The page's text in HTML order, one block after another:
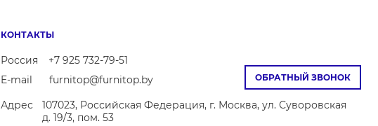
ОБРАТНЫЙ ЗВОНОК
КОНТАКТЫ
Россия
+7 925 732-79-51
E-mail
furnitop@furnitop.by
Адрес
107023, Российская Федерация, г. Москва, ул. Суворовская
д. 19/3, пом. 53